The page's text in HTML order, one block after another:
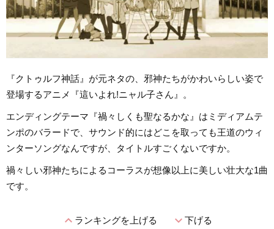
『クトゥルフ神話』が元ネタの、邪神たちがかわいらしい姿で
登場するアニメ『這いよれ!ニャル子さん』。
エンディングテーマ『禍々しくも聖なるかな』はミディアムテ
ンポのバラードで、サウンド的にはどこを取っても王道のウィ
ンターソングなんですが、タイトルすごくないですか。
禍々しい邪神たちによるコーラスが想像以上に美しい壮大な1曲
です。
expand_lessランキングを上げる expand_more下げる